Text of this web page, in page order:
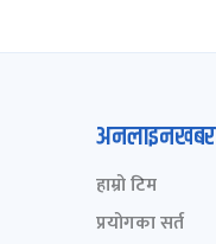
अनलाइनखबर
हाम्रो टिम
प्रयोगका सर्त